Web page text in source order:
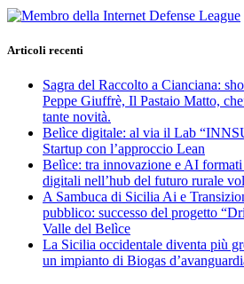
Articoli recenti
Sagra del Raccolto a Cianciana:
Peppe Giuffrè, Il Pastaio Matto,
tante novità.
Belìce digitale: al via il Lab
Startup con l’approccio Lean
Belìce: tra innovazione e AI
digitali nell’hub del futuro rurale
A Sambuca di Sicilia Ai e
pubblico: successo del progetto
Valle del Belìce
La Sicilia occidentale diventa più
un impianto di Biogas